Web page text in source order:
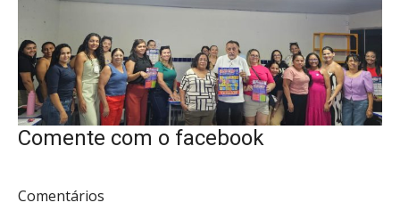
Comente com o facebook
Comentários